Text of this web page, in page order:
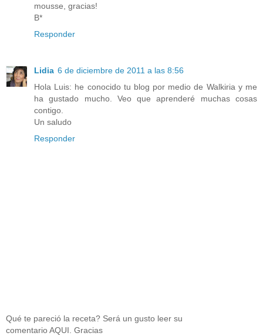
mousse, gracias!
B*
Responder
Lidia 6 de diciembre de 2011 a las 8:56
Hola Luis: he conocido tu blog por medio de Walkiria y me
ha gustado mucho. Veo que aprenderé muchas cosas
contigo.
Un saludo
Responder
Qué te pareció la receta? Será un gusto leer su
comentario AQUI. Gracias